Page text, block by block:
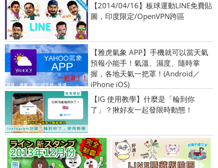
【2014/04/16】板球運動LINE免費貼
圖，印度限定/OpenVPN跨區
【雅虎氣象 APP】手機就可以當天氣
預報小能手！氣溫、濕度、隨時掌
握，各地天氣一把罩！(Android／
iPhone iOS)
【IG 使用教學】什麼是「輪到你
了」？揪好友一起發限時動態！